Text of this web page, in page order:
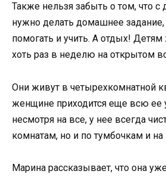
Также нельзя забыть о том, что
нужно делать домашнее задание,
помогать и учить. А отдых!
хоть раз в неделю на открытом
Они живут в четырехкомнатной
женщине приходится еще всю ее
несмотря на все, у нее всегда
комнатам, но и по тумбочкам и на
Марина рассказывает, что она